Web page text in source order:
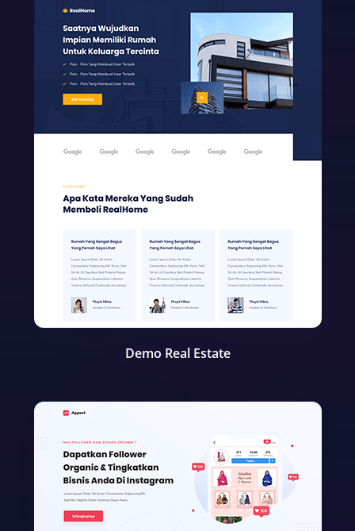
Demo Real Estate